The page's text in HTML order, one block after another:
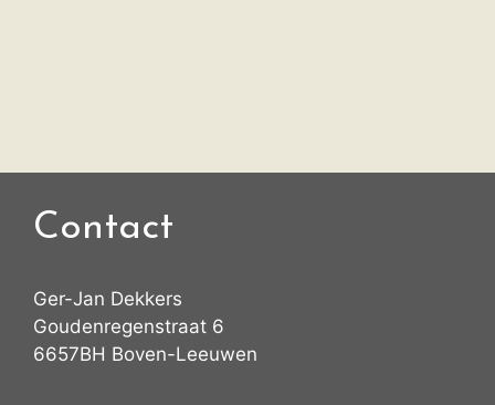
Contact
Ger-Jan Dekkers
Goudenregenstraat 6
6657BH Boven-Leeuwen